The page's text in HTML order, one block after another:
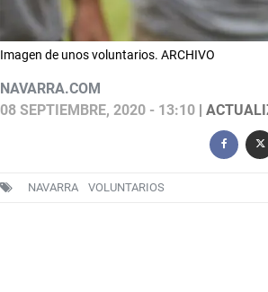
Imagen de unos voluntarios. ARCHIVO
NAVARRA.COM
08 SEPTIEMBRE, 2020 - 13:10|
NAVARRA VOLUNTARIOS